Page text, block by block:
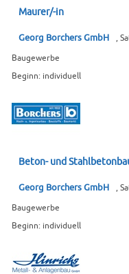
Maurer/-in
Georg Borchers GmbH ,
Baugewerbe
Beginn: individuell
Beton- und
Georg Borchers GmbH ,
Baugewerbe
Beginn: individuell